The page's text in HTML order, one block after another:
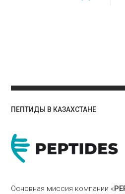
ПЕПТИДЫ В КАЗАХСТАНЕ
Основная миссия компании «